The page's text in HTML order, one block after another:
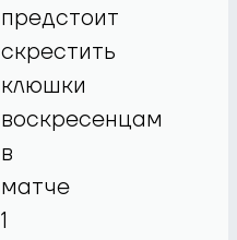
предстоит
скрестить
клюшки
воскресенцам
в
матче
1